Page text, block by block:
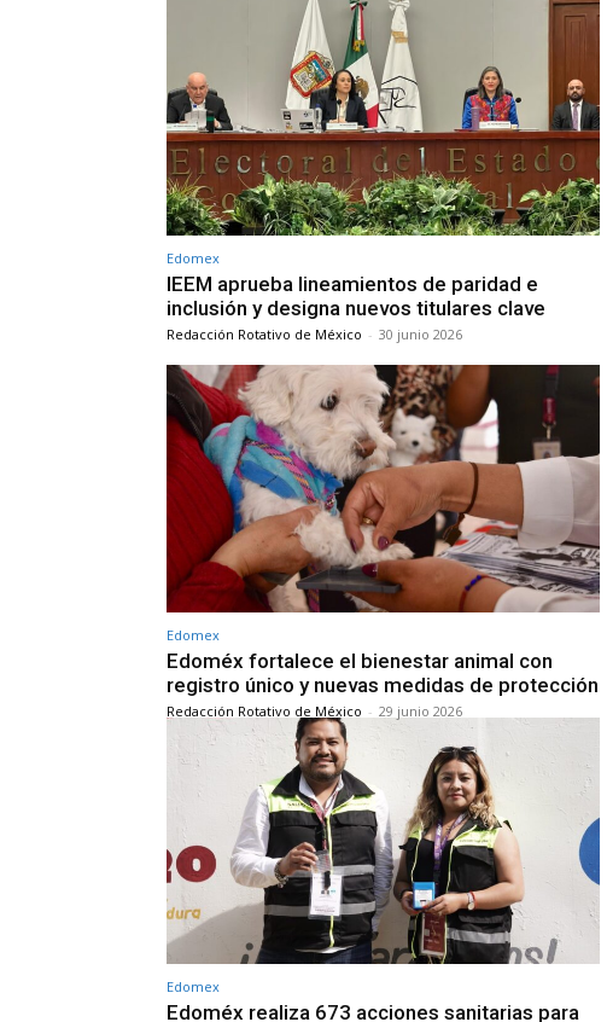
Edomex
IEEM aprueba lineamientos de paridad e
inclusión y designa nuevos titulares clave
Redacción Rotativo de México - 30 junio 2026
Edomex
Edoméx fortalece el bienestar animal con
registro único y nuevas medidas de protección
Redacción Rotativo de México - 29 junio 2026
Edomex
Edoméx realiza 673 acciones sanitarias para